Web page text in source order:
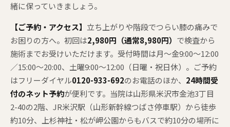
緒に保っていきましょう。
【ご予約・アクセス】 立ち上がりや階段でつらい膝の痛みで
お困りの方へ。初回は2,980円（通常8,980円） で検査から
施術までお受けいただけます。受付時間は月〜金9:00〜12:00
／15:00〜20:00、土曜9:00〜12:00（日曜・祝日休）。ご予約
はフリーダイヤル0120-933-692のお電話のほか、 24時間受
付のネット予約が便利です。当院は山形県米沢市金池3丁目
2-40の2階、JR米沢駅（山形新幹線つばさ停車駅）から徒歩
約10分、上杉神社・松が岬公園からもバスで約10分の場所に